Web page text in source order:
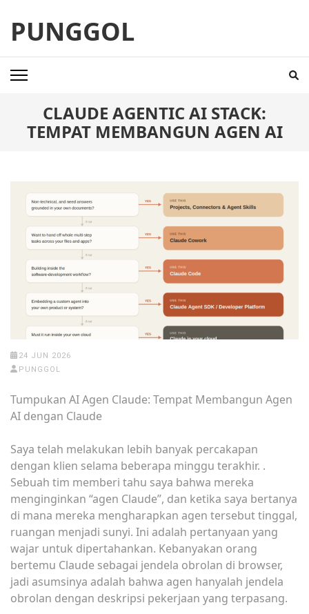
content
(Press
Enter)
PUNGGOL
CLAUDE AGENTIC AI STACK:
TEMPAT MEMBANGUN AGEN AI
24 JUN 2026
PUNGGOL
Tumpukan AI Agen Claude: Tempat Membangun Agen
AI dengan Claude
Saya telah melakukan lebih banyak percakapan
dengan klien selama beberapa minggu terakhir. .
Sebuah tim memberi tahu saya bahwa mereka
menginginkan “agen Claude”, dan ketika saya bertanya
di mana mereka mengharapkan agen tersebut tinggal,
ruangan menjadi sunyi. Ini adalah pertanyaan yang
wajar untuk dipertahankan. Kebanyakan orang
bertemu Claude sebagai jendela obrolan di browser,
jadi asumsinya adalah bahwa agen hanyalah jendela
obrolan dengan deskripsi pekerjaan yang terpasang.